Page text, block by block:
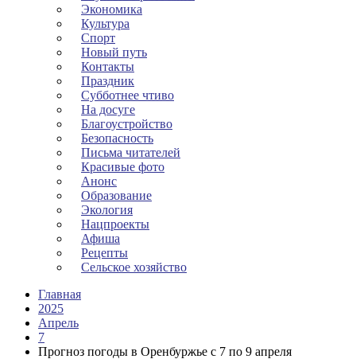
Экономика
Культура
Спорт
Новый путь
Контакты
Праздник
Субботнее чтиво
На досуге
Благоустройство
Безопасность
Письма читателей
Красивые фото
Анонс
Образование
Экология
Нацпроекты
Афиша
Рецепты
Сельское хозяйство
Главная
2025
Апрель
7
Прогноз погоды в Оренбуржье с 7 по 9 апреля